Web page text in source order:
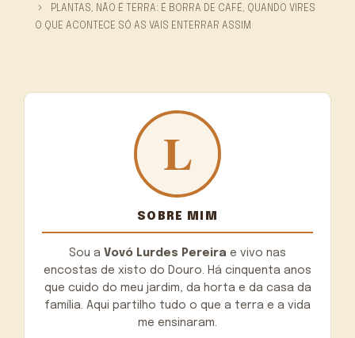
PLANTAS, NÃO É TERRA: É BORRA DE CAFÉ, QUANDO VIRES
O QUE ACONTECE SÓ AS VAIS ENTERRAR ASSIM
SOBRE MIM
Sou a Vovó Lurdes Pereira e vivo nas
encostas de xisto do Douro. Há cinquenta anos
que cuido do meu jardim, da horta e da casa da
família. Aqui partilho tudo o que a terra e a vida
me ensinaram.